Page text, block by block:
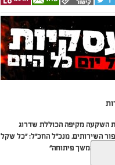
השקעה מקיפה הכוללת שדרוג
השירותים. מנכ"ל החכ"ל: "כל שקל
והמשך פיתוחה"